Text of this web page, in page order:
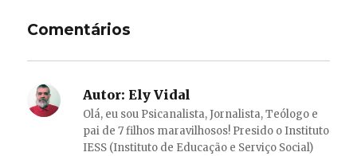
Comentários
Autor: Ely Vidal
Olá, eu sou Psicanalista, Jornalista, Teólogo e
pai de 7 filhos maravilhosos! Presido o Instituto
IESS (Instituto de Educação e Serviço Social)